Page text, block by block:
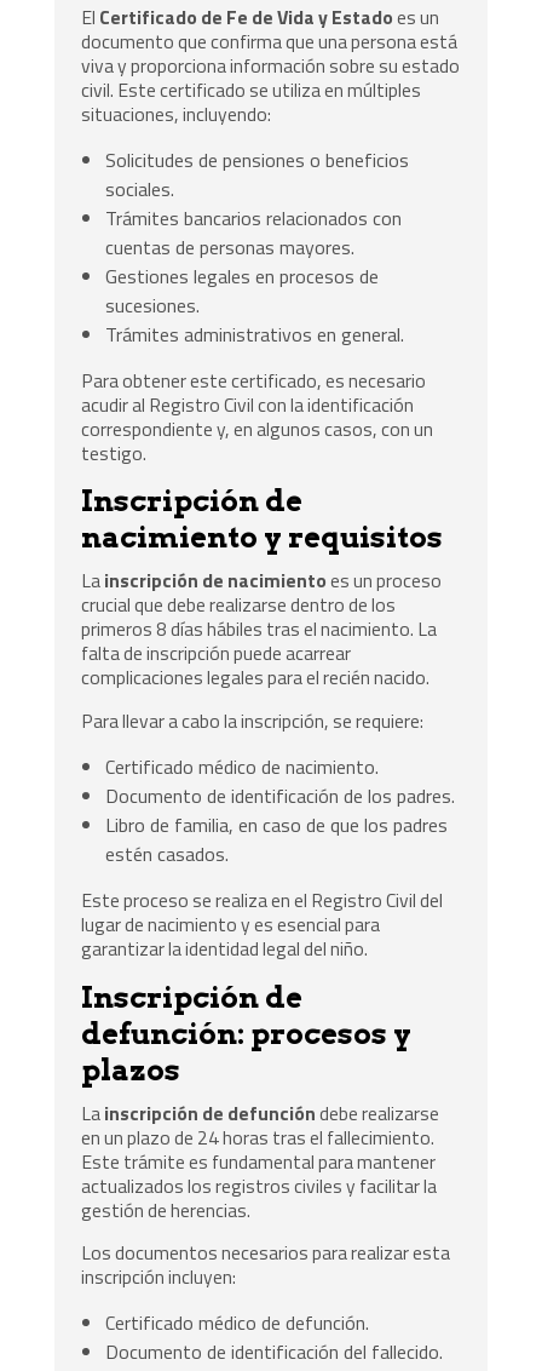
El Certificado de Fe de Vida y Estadoes un
documento que confirma que una persona está
viva y proporciona información sobre su estado
civil. Este certificado se utiliza en múltiples
situaciones, incluyendo:
Solicitudes de pensiones o beneficios
sociales.
Trámites bancarios relacionados con
cuentas de personas mayores.
Gestiones legales en procesos de
sucesiones.
Trámites administrativos en general.
Para obtener este certificado, es necesario
acudir al Registro Civil con la identificación
correspondiente y, en algunos casos, con un
testigo.
Inscripción de
nacimiento y requisitos
Lainscripción de nacimientoes un proceso
crucial que debe realizarse dentro de los
primeros 8 días hábiles tras el nacimiento. La
falta de inscripción puede acarrear
complicaciones legales para el recién nacido.
Para llevar a cabo la inscripción, se requiere:
Certificado médico de nacimiento.
Documento de identificación de los padres.
Libro de familia, en caso de que los padres
estén casados.
Este proceso se realiza en el Registro Civil del
lugar de nacimiento y es esencial para
garantizar la identidad legal del niño.
Inscripción de
defunción: procesos y
plazos
Lainscripción de defuncióndebe realizarse
en un plazo de 24 horas tras el fallecimiento.
Este trámite es fundamental para mantener
actualizados los registros civiles y facilitar la
gestión de herencias.
Los documentos necesarios para realizar esta
inscripción incluyen:
Certificado médico de defunción.
Documento de identificación del fallecido.